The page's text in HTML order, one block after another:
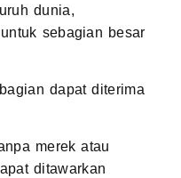
dunia,
sebagian besar
dapat diterima
merek atau
ditawarkan